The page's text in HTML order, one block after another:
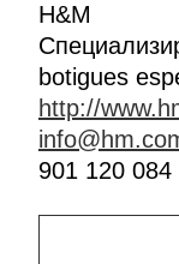
H&M
botigues
http://
901 120 084